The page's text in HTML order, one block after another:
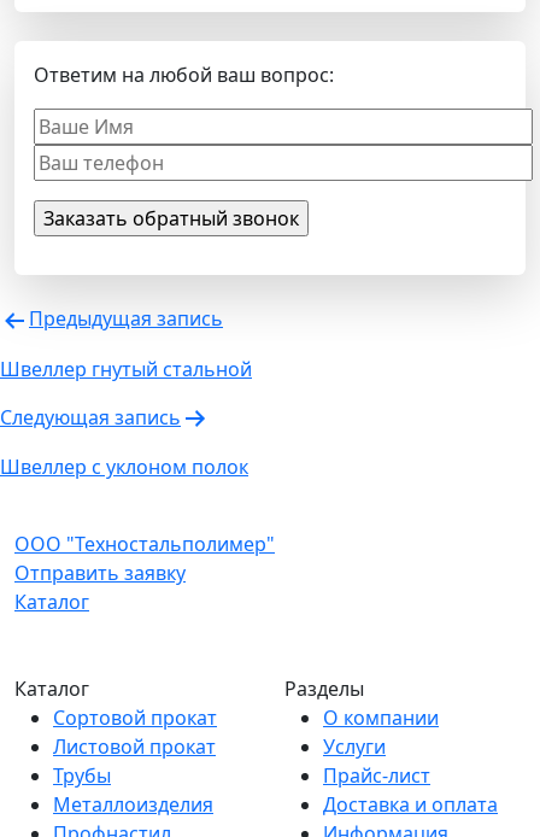
Ответим на любой ваш вопрос:
Навигация
по
записям
Предыдущая запись
Швеллер гнутый стальной
Следующая запись
Швеллер с уклоном полок
ООО "Техностальполимер"
Отправить заявку
Каталог
Каталог
Сортовой прокат
Листовой прокат
Трубы
Металлоизделия
Разделы
О компании
Услуги
Прайс-лист
Доставка и оплата